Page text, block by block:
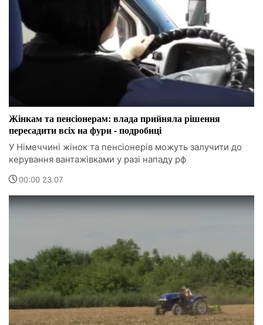
Жінкам та пенсіонерам: влада прийняла рішення
пересадити всіх на фури - подробиці
У Німеччині жінок та пенсіонерів можуть залучити до
керування вантажівками у разі нападу рф
00:00 23.07